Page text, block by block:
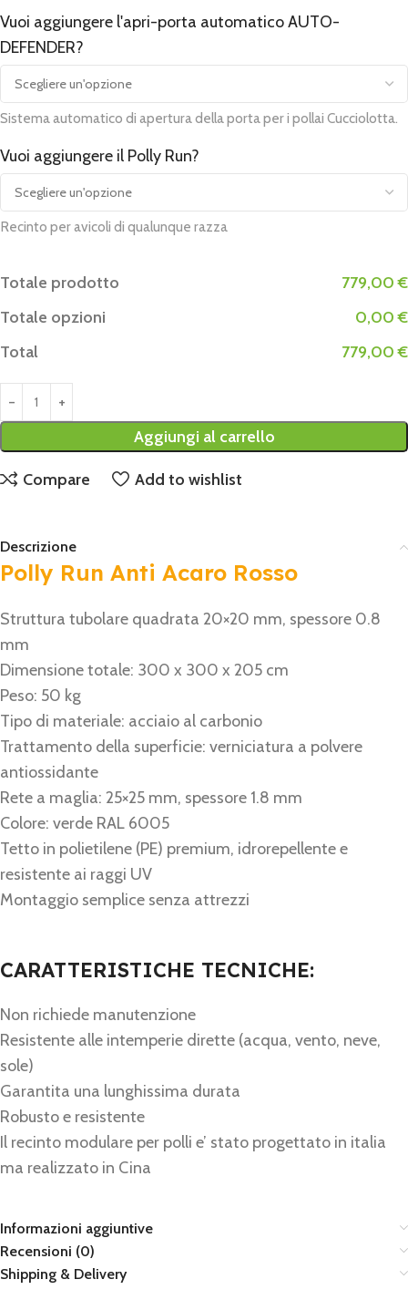
Vuoi aggiungere l'apri-porta automatico AUTO-
DEFENDER?
Sistema automatico di apertura della porta per i pollai Cucciolotta.
Vuoi aggiungere il Polly Run?
Recinto per avicoli di qualunque razza
Totale prodotto
779,00 €
Totale opzioni
0,00 €
Total
779,00 €
Aggiungi al carrello
Compare Add to wishlist
Descrizione
Polly Run Anti Acaro Rosso
Struttura tubolare quadrata 20×20 mm, spessore 0.8
mm
Dimensione totale: 300 x 300 x 205 cm
Peso: 50 kg
Tipo di materiale: acciaio al carbonio
Trattamento della superficie: verniciatura a polvere
antiossidante
Rete a maglia: 25×25 mm, spessore 1.8 mm
Colore: verde RAL 6005
Tetto in polietilene (PE) premium, idrorepellente e
resistente ai raggi UV
Montaggio semplice senza attrezzi
CARATTERISTICHE TECNICHE:
Non richiede manutenzione
Resistente alle intemperie dirette (acqua, vento, neve,
sole)
Garantita una lunghissima durata
Robusto e resistente
Il recinto modulare per polli e’ stato progettato in italia
ma realizzato in Cina
Informazioni aggiuntive
Recensioni (0)
Shipping & Delivery